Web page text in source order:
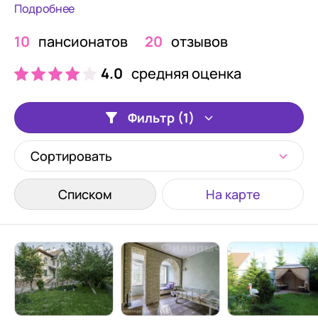
Подробнее
10 пансионатов 20 отзывов
4.0 средняя оценка
Фильтр (1)
Сортировать
Списком На карте